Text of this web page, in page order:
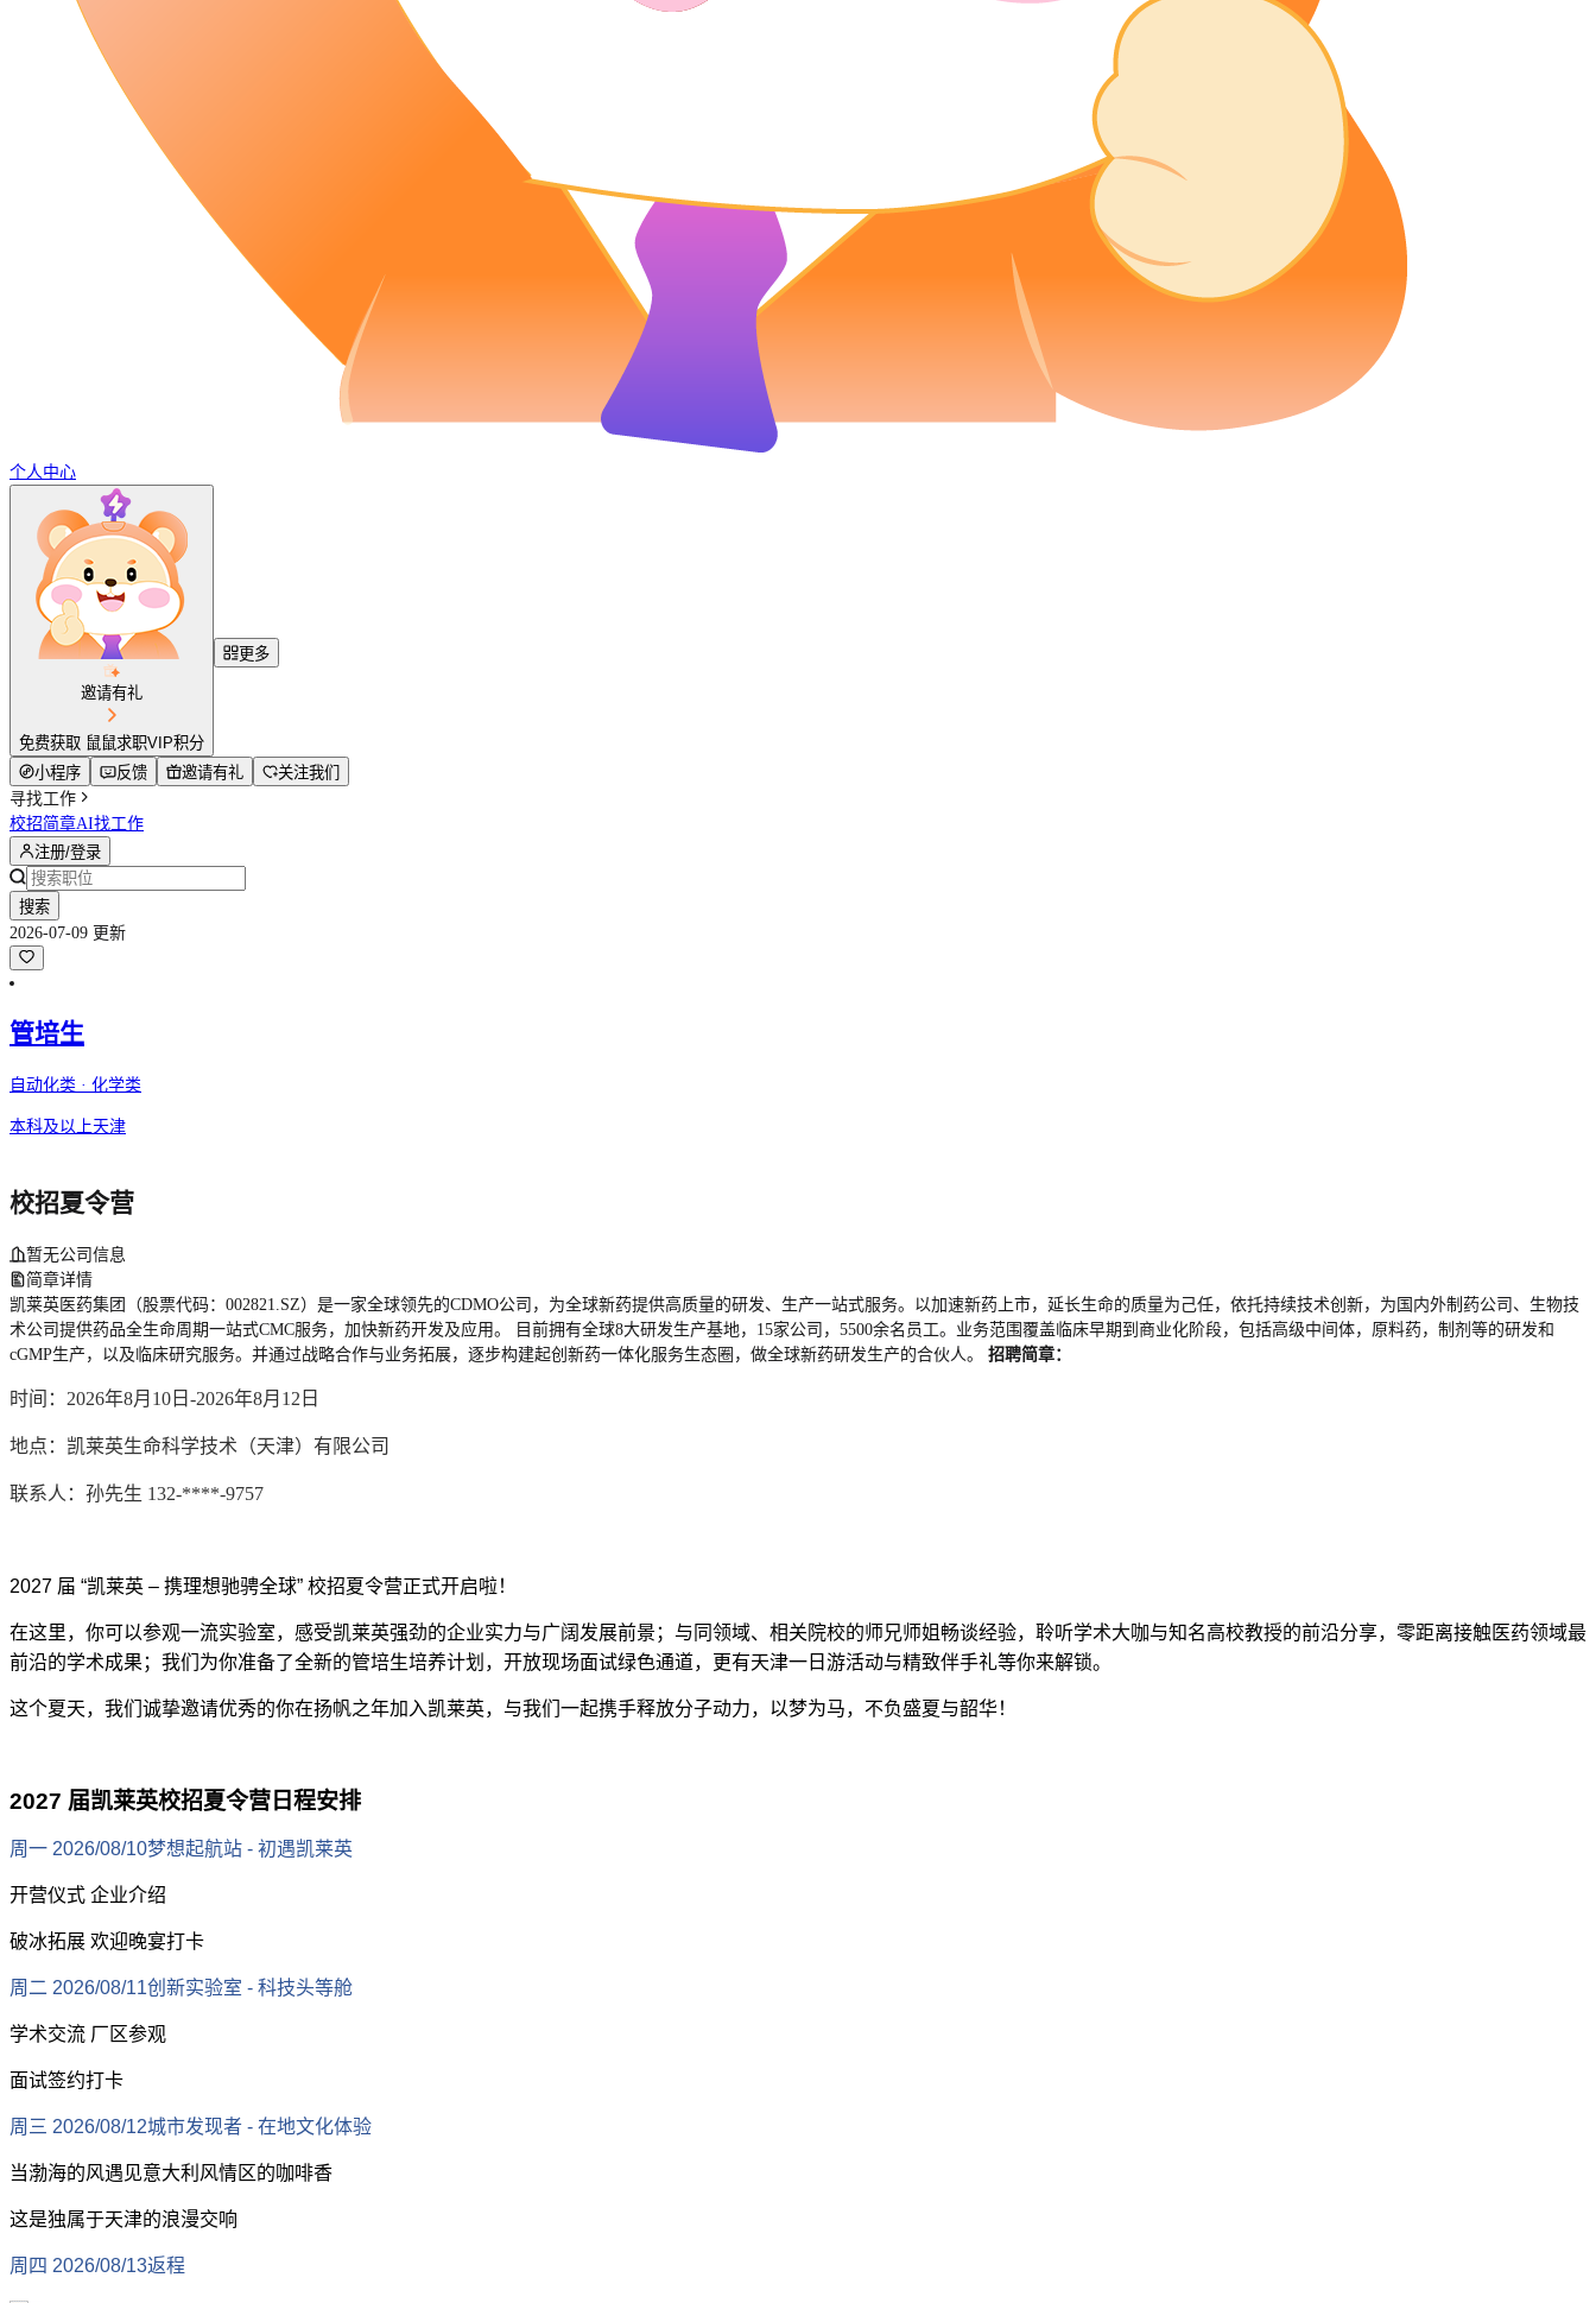
个人中心
邀请有礼
免费获取 鼠鼠求职VIP积分
更多
小程序 反馈 邀请有礼
关注我们
寻找工作
校招简章AI找工作
注册/登录
搜索
2026-07-09 更新
管培生
自动化类 · 化学类
本科及以上天津
校招夏令营
暂无公司信息
简章详情
凯莱英医药集团（股票代码：002821.SZ）是一家全球领先的CDMO公司，为全球新药提供高质量的研发、生产一站式服务。以加速新药上市，延长生命的质量为己任，依托持续技术创新，为国内外制药公司、生物技
术公司提供药品全生命周期一站式CMC服务，加快新药开发及应用。 目前拥有全球8大研发生产基地，15家公司，5500余名员工。业务范围覆盖临床早期到商业化阶段，包括高级中间体，原料药，制剂等的研发和
cGMP生产，以及临床研究服务。并通过战略合作与业务拓展，逐步构建起创新药一体化服务生态圈，做全球新药研发生产的合伙人。 招聘简章：
时间：2026年8月10日-2026年8月12日
地点：凯莱英生命科学技术（天津）有限公司
联系人：孙先生 132-****-9757
2027 届 “凯莱英 – 携理想驰骋全球” 校招夏令营正式开启啦！
在这里，你可以参观一流实验室，感受凯莱英强劲的企业实力与广阔发展前景；与同领域、相关院校的师兄师姐畅谈经验，聆听学术大咖与知名高校教授的前沿分享，零距离接触医药领域最
前沿的学术成果；我们为你准备了全新的管培生培养计划，开放现场面试绿色通道，更有天津一日游活动与精致伴手礼等你来解锁。
这个夏天，我们诚挚邀请优秀的你在扬帆之年加入凯莱英，与我们一起携手释放分子动力，以梦为马，不负盛夏与韶华！
2027 届凯莱英校招夏令营日程安排
周一 2026/08/10梦想起航站 - 初遇凯莱英
开营仪式 企业介绍
破冰拓展 欢迎晚宴打卡
周二 2026/08/11创新实验室 - 科技头等舱
学术交流 厂区参观
面试签约打卡
周三 2026/08/12城市发现者 - 在地文化体验
当渤海的风遇见意大利风情区的咖啡香
这是独属于天津的浪漫交响
周四 2026/08/13返程